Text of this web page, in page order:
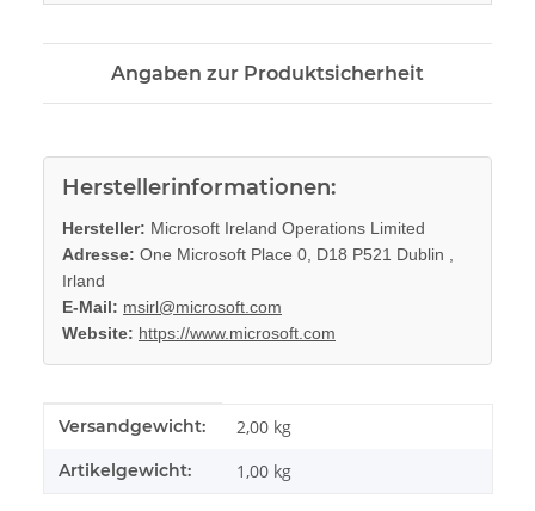
Angaben zur Produktsicherheit
Herstellerinformationen:
Hersteller: Microsoft Ireland Operations Limited
Adresse: One Microsoft Place 0, D18 P521 Dublin ,
Irland
E-Mail: msirl@microsoft.com
Website: https://www.microsoft.com
Produkteigenschaft
Wert
Versandgewicht: 2,00 kg
Artikelgewicht: 1,00 kg